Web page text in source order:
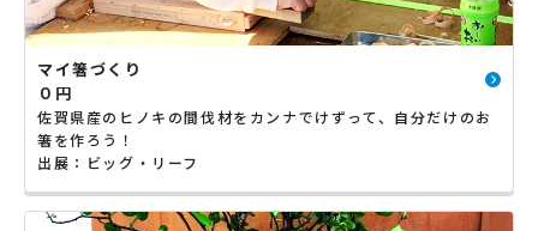
マイ箸づくり
０円
佐賀県産のヒノキの間伐材をカンナでけずって、自分だけのお
箸を作ろう！
出展：ビッグ・リーフ